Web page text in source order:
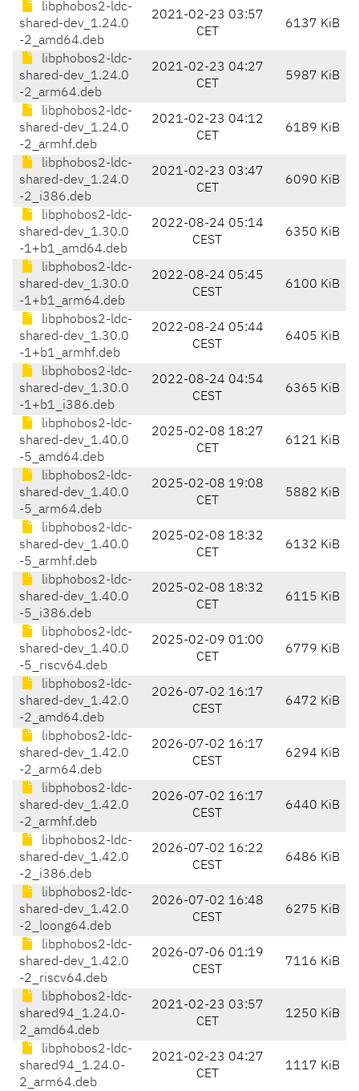
libphobos2-ldc-
shared-dev_1.24.0
-2_amd64.deb
2021-02-23 03:57
CET
6137 KiB
libphobos2-ldc-
shared-dev_1.24.0
-2_arm64.deb
2021-02-23 04:27
CET
5987 KiB
libphobos2-ldc-
shared-dev_1.24.0
-2_armhf.deb
2021-02-23 04:12
CET
6189 KiB
libphobos2-ldc-
shared-dev_1.24.0
-2_i386.deb
2021-02-23 03:47
CET
6090 KiB
libphobos2-ldc-
shared-dev_1.30.0
-1+b1_amd64.deb
2022-08-24 05:14
CEST
6350 KiB
libphobos2-ldc-
shared-dev_1.30.0
-1+b1_arm64.deb
2022-08-24 05:45
CEST
6100 KiB
libphobos2-ldc-
shared-dev_1.30.0
-1+b1_armhf.deb
2022-08-24 05:44
CEST
6405 KiB
libphobos2-ldc-
shared-dev_1.30.0
-1+b1_i386.deb
2022-08-24 04:54
CEST
6365 KiB
libphobos2-ldc-
shared-dev_1.40.0
-5_amd64.deb
2025-02-08 18:27
CET
6121 KiB
libphobos2-ldc-
shared-dev_1.40.0
-5_arm64.deb
2025-02-08 19:08
CET
5882 KiB
libphobos2-ldc-
shared-dev_1.40.0
-5_armhf.deb
2025-02-08 18:32
CET
6132 KiB
libphobos2-ldc-
shared-dev_1.40.0
-5_i386.deb
2025-02-08 18:32
CET
6115 KiB
libphobos2-ldc-
shared-dev_1.40.0
-5_riscv64.deb
2025-02-09 01:00
CET
6779 KiB
libphobos2-ldc-
shared-dev_1.42.0
-2_amd64.deb
2026-07-02 16:17
CEST
6472 KiB
libphobos2-ldc-
shared-dev_1.42.0
-2_arm64.deb
2026-07-02 16:17
CEST
6294 KiB
libphobos2-ldc-
shared-dev_1.42.0
-2_armhf.deb
2026-07-02 16:17
CEST
6440 KiB
libphobos2-ldc-
shared-dev_1.42.0
-2_i386.deb
2026-07-02 16:22
CEST
6486 KiB
libphobos2-ldc-
shared-dev_1.42.0
-2_loong64.deb
2026-07-02 16:48
CEST
6275 KiB
libphobos2-ldc-
shared-dev_1.42.0
-2_riscv64.deb
2026-07-06 01:19
CEST
7116 KiB
libphobos2-ldc-
shared94_1.24.0-
2_amd64.deb
2021-02-23 03:57
CET
1250 KiB
libphobos2-ldc-
shared94_1.24.0-
2_arm64.deb
2021-02-23 04:27
CET
1117 KiB